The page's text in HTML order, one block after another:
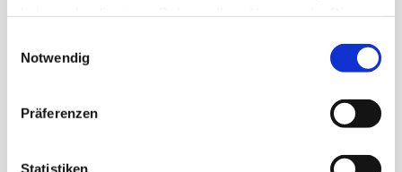
Notwendig
Präferenzen
Statistiken
WIR SIND FLEXIBEL UND BIETEN
HALBTAGS, ODER GERINGFÜGIG